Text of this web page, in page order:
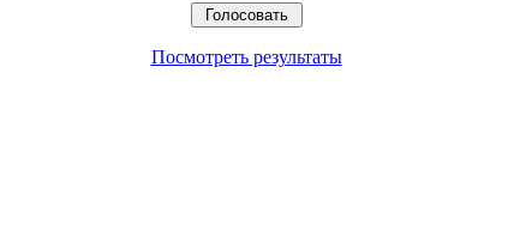
Посмотреть результаты